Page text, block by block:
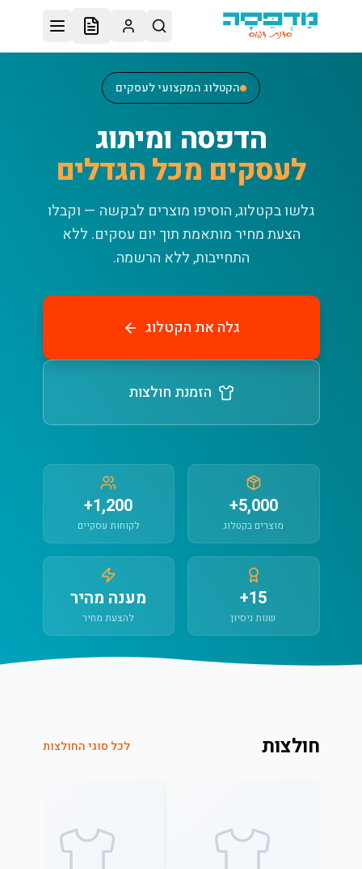
דלג לתוכן הראשי
הקטלוג המקצועי לעסקים
הדפסה ומיתוג
לעסקים מכל הגדלים
גלשו בקטלוג, הוסיפו מוצרים לבקשה — וקבלו
הצעת מחיר מותאמת תוך יום עסקים. ללא
התחייבות, ללא הרשמה.
גלה את הקטלוג
הזמנת חולצות
5,000+
מוצרים בקטלוג
1,200+
לקוחות עסקיים
15+
שנות ניסיון
מענה מהיר
להצעת מחיר
חולצות לכל סוגי החולצות